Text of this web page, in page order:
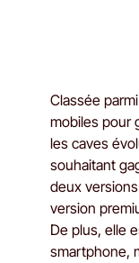
Classée
mobiles pour
les caves
souhaitant
deux
version
De plus, elle
smartphone,